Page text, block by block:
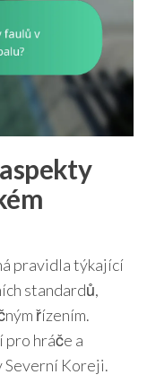
pravidla týkající
standardů,
řízením.
pro hráče a
Severní Koreji.